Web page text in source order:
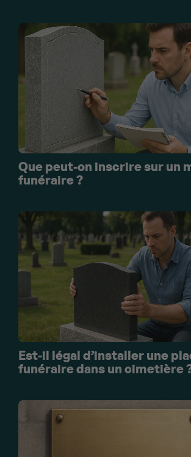
Que peut-on inscrire sur un
funéraire ?
Est-il légal d’installer une
funéraire dans un cimetière